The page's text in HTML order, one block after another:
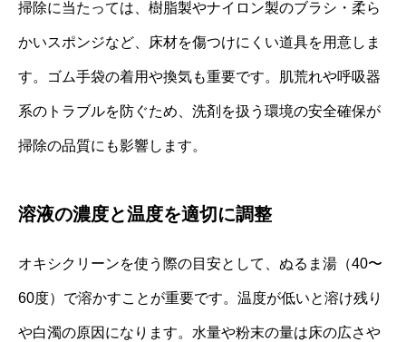
掃除に当たっては、樹脂製やナイロン製のブラシ・柔ら
かいスポンジなど、床材を傷つけにくい道具を用意しま
す。ゴム手袋の着用や換気も重要です。肌荒れや呼吸器
系のトラブルを防ぐため、洗剤を扱う環境の安全確保が
掃除の品質にも影響します。
溶液の濃度と温度を適切に調整
オキシクリーンを使う際の目安として、ぬるま湯（40〜
60度）で溶かすことが重要です。温度が低いと溶け残り
や白濁の原因になります。水量や粉末の量は床の広さや